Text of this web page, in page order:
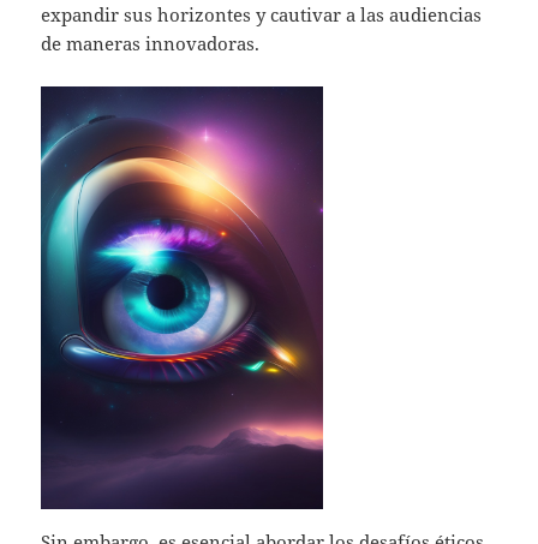
expandir sus horizontes y cautivar a las audiencias
de maneras innovadoras.